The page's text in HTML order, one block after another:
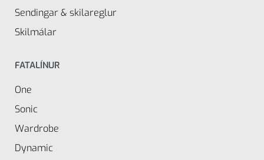
Sendingar & skilareglur
Skilmálar
FATALÍNUR
One
Sonic
Wardrobe
Dynamic